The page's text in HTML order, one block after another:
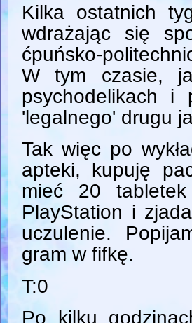
Kilka ostatnich
wdrażając się
ćpuńsko-
W tym czasie,
psychodelikach i
'legalnego' drugu
Tak więc po
apteki, kupuję
mieć 20
PlayStation i
uczulenie.
gram w fifkę.
T:0
Po kilku